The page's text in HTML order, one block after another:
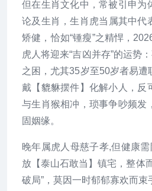
但在生肖文化中，常被引申为
论及生肖，生肖虎当属其中
矫健，恰如“锺瘦”之精悍，
虎人将迎来“吉凶并存”的运势
之困，尤其35岁至50岁者易遭
戴【貔貅摆件】化解小人，反
与生肖猴相冲，琐事争吵频发
固姻缘。
晚年属虎人母慈子孝,但健康需
放【泰山石敢当】镇宅，整体
破局”，莫因一时郁郁寡欢而束